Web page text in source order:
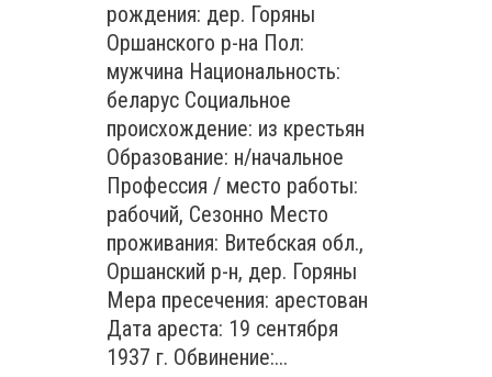
рождения: дер. Горяны
Оршанского р-на Пол:
мужчина Национальность:
беларус Социальное
происхождение: из крестьян
Образование: н/начальное
Профессия / место работы:
рабочий, Сезонно Место
проживания: Витебская обл.,
Оршанский р-н, дер. Горяны
Мера пресечения: арестован
Дата ареста: 19 сентября
1937 г. Обвинение:...